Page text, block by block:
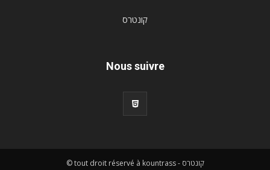
קונטרס
Nous suivre
© tout droit réservé à kountrass - קונטרס